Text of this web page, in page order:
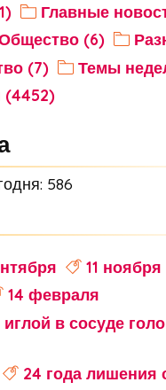
Главные
(6)
(7)
Темы
(4452)
586
11
14 февраля
в сосуде
24 года лишения